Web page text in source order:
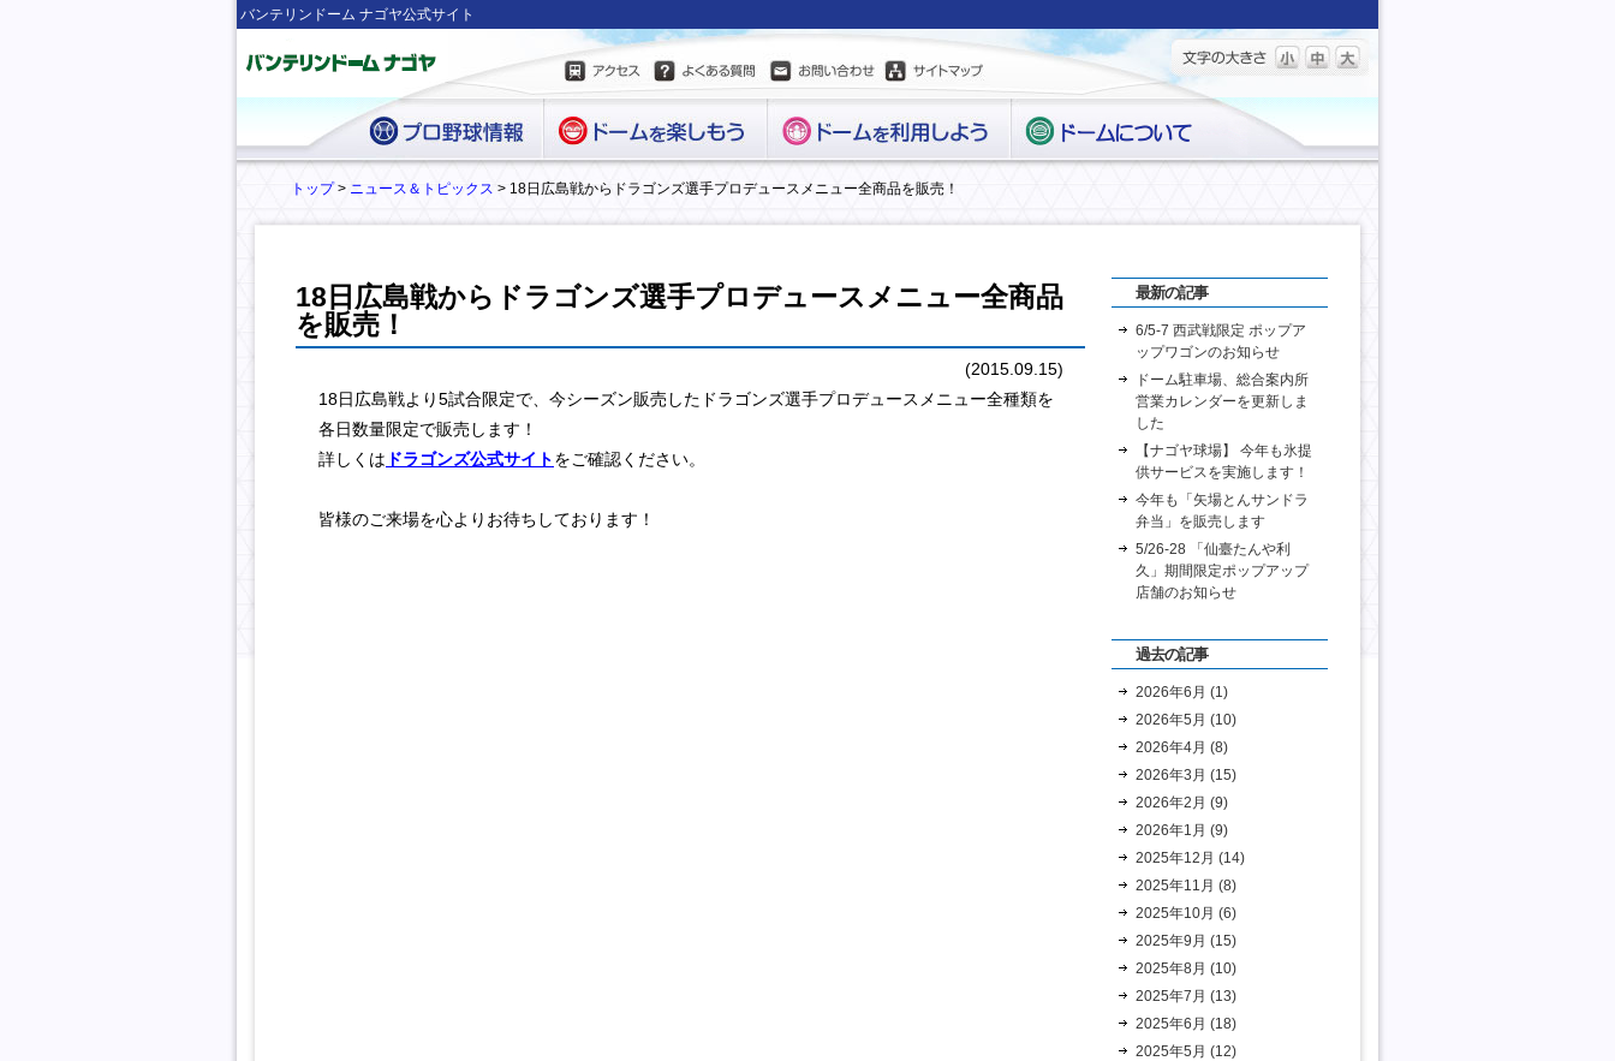
バンテリンドーム ナゴヤ公式サイト
トップ> ニュース＆トピックス > 18日広島戦からドラゴンズ選手プロデュースメニュー全商品を販売！
18日広島戦からドラゴンズ選手プロデュースメニュー全商品
を販売！
(2015.09.15)
18日広島戦より5試合限定で、今シーズン販売したドラゴンズ選手プロデュースメニュー全種類を
各日数量限定で販売します！
詳しくは ドラゴンズ公式サイトをご確認ください。
皆様のご来場を心よりお待ちしております！
最新の記事
6/5-7 西武戦限定 ポップア
ップワゴンのお知らせ
ドーム駐車場、総合案内所
営業カレンダーを更新しま
した
【ナゴヤ球場】 今年も氷提
供サービスを実施します！
今年も「矢場とんサンドラ
弁当」を販売します
5/26-28 「仙臺たんや利
久」期間限定ポップアップ
店舗のお知らせ
過去の記事
2026年6月 (1)
2026年5月 (10)
2026年4月 (8)
2026年3月 (15)
2026年2月 (9)
2026年1月 (9)
2025年12月 (14)
2025年11月 (8)
2025年10月 (6)
2025年9月 (15)
2025年8月 (10)
2025年7月 (13)
2025年6月 (18)
2025年5月 (12)